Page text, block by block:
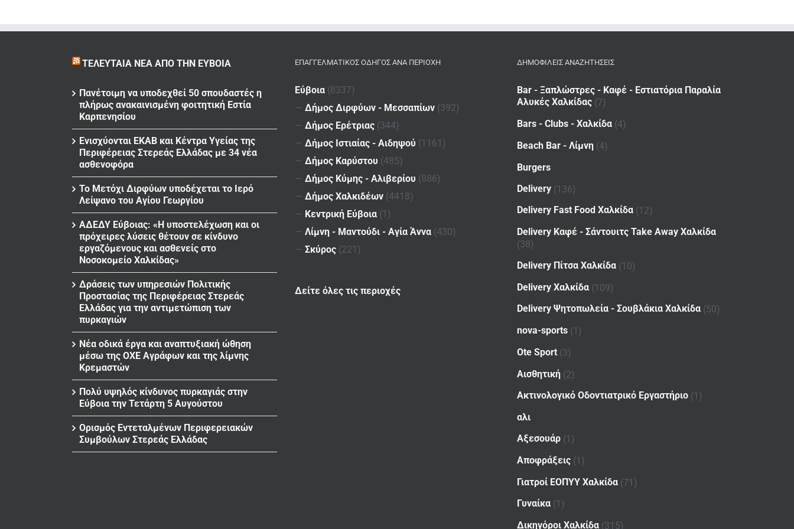
ΤΕΛΕΥΤΑΊΑ ΝΈΑ ΑΠΌ ΤΗΝ ΕΎΒΟΙΑ
Πανέτοιμη να υποδεχθεί 50 σπουδαστές η
πλήρως ανακαινισμένη φοιτητική Εστία
Καρπενησίου
Ενισχύονται ΕΚΑΒ και Κέντρα Υγείας της
Περιφέρειας Στερεάς Ελλάδας με 34 νέα
ασθενοφόρα
Το Μετόχι Διρφύων υποδέχεται το Ιερό
Λείψανο του Αγίου Γεωργίου
ΑΔΕΔΥ Εύβοιας: «Η υποστελέχωση και οι
πρόχειρες λύσεις θέτουν σε κίνδυνο
εργαζόμενους και ασθενείς στο
Νοσοκομείο Χαλκίδας»
Δράσεις των υπηρεσιών Πολιτικής
Προστασίας της Περιφέρειας Στερεάς
Ελλάδας για την αντιμετώπιση των
πυρκαγιών
Νέα οδικά έργα και αναπτυξιακή ώθηση
μέσω της ΟΧΕ Αγράφων και της λίμνης
Κρεμαστών
Πολύ υψηλός κίνδυνος πυρκαγιάς στην
Εύβοια την Τετάρτη 5 Αυγούστου
Ορισμός Εντεταλμένων Περιφερειακών
Συμβούλων Στερεάς Ελλάδας
ΕΠΑΓΓΕΛΜΑΤΙΚΌΣ ΟΔΗΓΌΣ ΑΝΆ ΠΕΡΙΟΧΉ
Εύβοια (8337)
— Δήμος Διρφύων - Μεσσαπίων (392)
— Δήμος Ερέτριας (344)
— Δήμος Ιστιαίας - Αιδηψού (1161)
— Δήμος Καρύστου (485)
— Δήμος Κύμης - Αλιβερίου (886)
— Δήμος Χαλκιδέων (4418)
— Κεντρική Εύβοια (1)
— Λίμνη - Μαντούδι - Αγία Άννα (430)
— Σκύρος (221)
Δείτε όλες τις περιοχές
ΔΗΜΟΦΙΛΕΙΣ ΑΝΑΖΗΤΗΣΕΙΣ
Bar - Ξαπλώστρες - Καφέ - Εστιατόρια Παραλία
Αλυκές Χαλκίδας (7)
Bars - Clubs - Χαλκίδα (4)
Beach Bar - Λίμνη (4)
Burgers
Delivery (136)
Delivery Fast Food Χαλκίδα (12)
Delivery Καφέ - Σάντουιτς Take Away Χαλκίδα
(38)
Delivery Πίτσα Χαλκίδα (10)
Delivery Χαλκίδα (109)
Delivery Ψητοπωλεία - Σουβλάκια Χαλκίδα (50)
nova-sports (1)
Ote Sport (3)
Αισθητική (2)
Ακτινολογικό Οδοντιατρικό Εργαστήριο (1)
αλι
Αξεσουάρ (1)
Αποφράξεις (1)
Γιατροί ΕΟΠΥΥ Χαλκίδα (71)
Γυναίκα (1)
Δικηγόροι Χαλκίδα (315)